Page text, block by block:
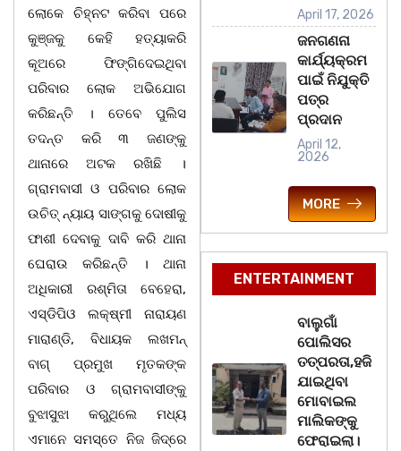
ଲୋକେ ଚିହ୍ନଟ କରିବା ପରେ
କୁଞ୍ଜକୁ କେହି ହତ୍ୟାକରି
କୂଅରେ ଫିଙ୍ଗିଦେଇଥିବା
ପରିବାର ଲୋକ ଅଭିଯୋଗ
କରିଛନ୍ତି । ତେବେ ପୁଲିସ
ତଦନ୍ତ କରି ୩ ଜଣଙ୍କୁ
ଥାନାରେ ଅଟକ ରଖିଛି ।
ଗ୍ରାମବାସୀ ଓ ପରିବାର ଲୋକ
ଉଚିତ୍ ନ୍ୟାୟ ସାଙ୍ଗକୁ ଦୋଷୀକୁ
ଫାଶୀ ଦେବାକୁ ଦାବି କରି ଥାନା
ଘେରାଉ କରିଛନ୍ତି । ଥାନା
ଅଧିକାରୀ ରଶ୍ମିତା ବେହେରା,
ଏସ୍‌ଡିପିଓ ଲକ୍ଷ୍ମୀ ନାରାୟଣ
ମାରାଣ୍ଡି, ବିଧାୟକ ଲଖମନ୍
ବାଗ୍ ପ୍ରମୁଖ ମୃତକଙ୍କ
ପରିବାର ଓ ଗ୍ରାମବାସୀଙ୍କୁ
ବୁଝାସୁଝା କରୁଥିଲେ ମଧ୍ୟ
ଏମାନେ ସମସ୍ତେ ନିଜ ଜିଦ୍‌ରେ
April 17, 2026
ଜନଗଣନା
କାର୍ଯ୍ୟକ୍ରମ
ପାଇଁ ନିଯୁକ୍ତି
ପତ୍ର
ପ୍ରଦାନ
April 12,
2026
MORE
ENTERTAINMENT
ବାଲୁଗାଁ
ପୋଲିସର
ତତ୍‌ପରତା,ହଜି
ଯାଇଥିବା
ମୋବାଇଲ
ମାଲିକଙ୍କୁ
ଫେରାଇଲା।